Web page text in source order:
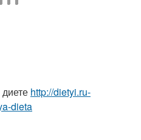
http://dietyi.ru-
dieta